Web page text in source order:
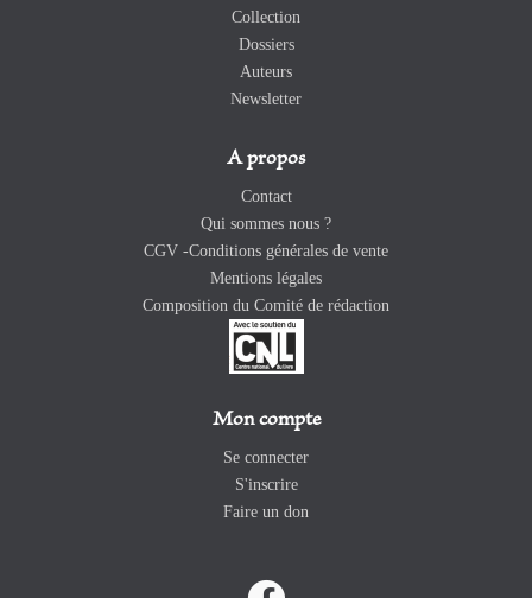
Collection
Dossiers
Auteurs
Newsletter
A propos
Contact
Qui sommes nous ?
CGV -Conditions générales de vente
Mentions légales
Composition du Comité de rédaction
Mon compte
Se connecter
S'inscrire
Faire un don